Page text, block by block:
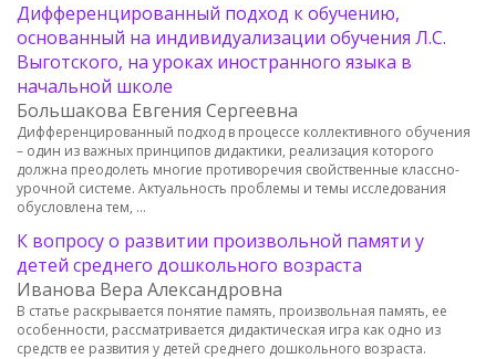
Дифференцированный подход к обучению,
основанный на индивидуализации обучения Л.С.
Выготского, на уроках иностранного языка в
начальной школе
Большакова Евгения Сергеевна
Дифференцированный подход в процессе коллективного обучения
– один из важных принципов дидактики, реализация которого
должна преодолеть многие противоречия свойственные классно-
урочной системе. Актуальность проблемы и темы исследования
обусловлена тем, …
К вопросу о развитии произвольной памяти у
детей среднего дошкольного возраста
Иванова Вера Александровна
В статье раскрывается понятие память, произвольная память, ее
особенности, рассматривается дидактическая игра как одно из
средств ее развития у детей среднего дошкольного возраста.